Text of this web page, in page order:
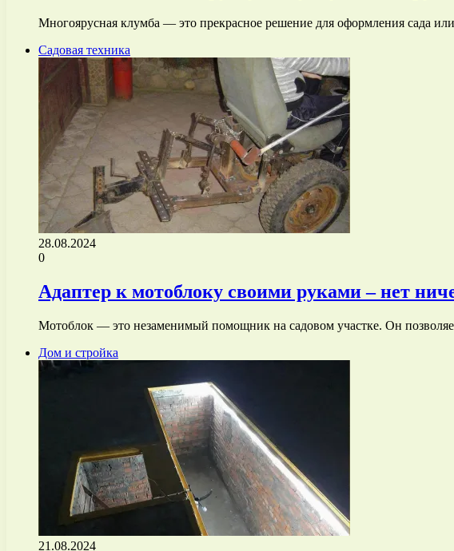
Многоярусная клумба — это прекрасное решение для оформления сада
Садовая техника
28.08.2024
0
Адаптер к мотоблоку своими руками – нет
Мотоблок — это незаменимый помощник на садовом участке. Он
Дом и стройка
21.08.2024